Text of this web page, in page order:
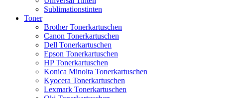
Sublimationstinten
Toner
Brother Tonerkartuschen
Canon Tonerkartuschen
Dell Tonerkartuschen
Epson Tonerkartuschen
HP Tonerkartuschen
Konica Minolta Tonerkartuschen
Kyocera Tonerkartuschen
Lexmark Tonerkartuschen